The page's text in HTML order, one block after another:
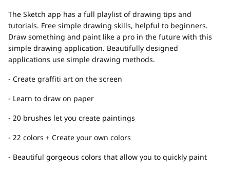
The Sketch app has a full playlist of drawing tips and
tutorials. Free simple drawing skills, helpful to beginners.
Draw something and paint like a pro in the future with this
simple drawing application. Beautifully designed
applications use simple drawing methods.
- Create graffiti art on the screen
- Learn to draw on paper
- 20 brushes let you create paintings
- 22 colors + Create your own colors
- Beautiful gorgeous colors that allow you to quickly paint